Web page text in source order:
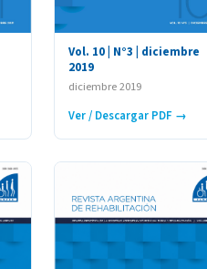
Vol. 10 | N°3 | diciembre
2019
diciembre 2019
Ver / Descargar PDF →